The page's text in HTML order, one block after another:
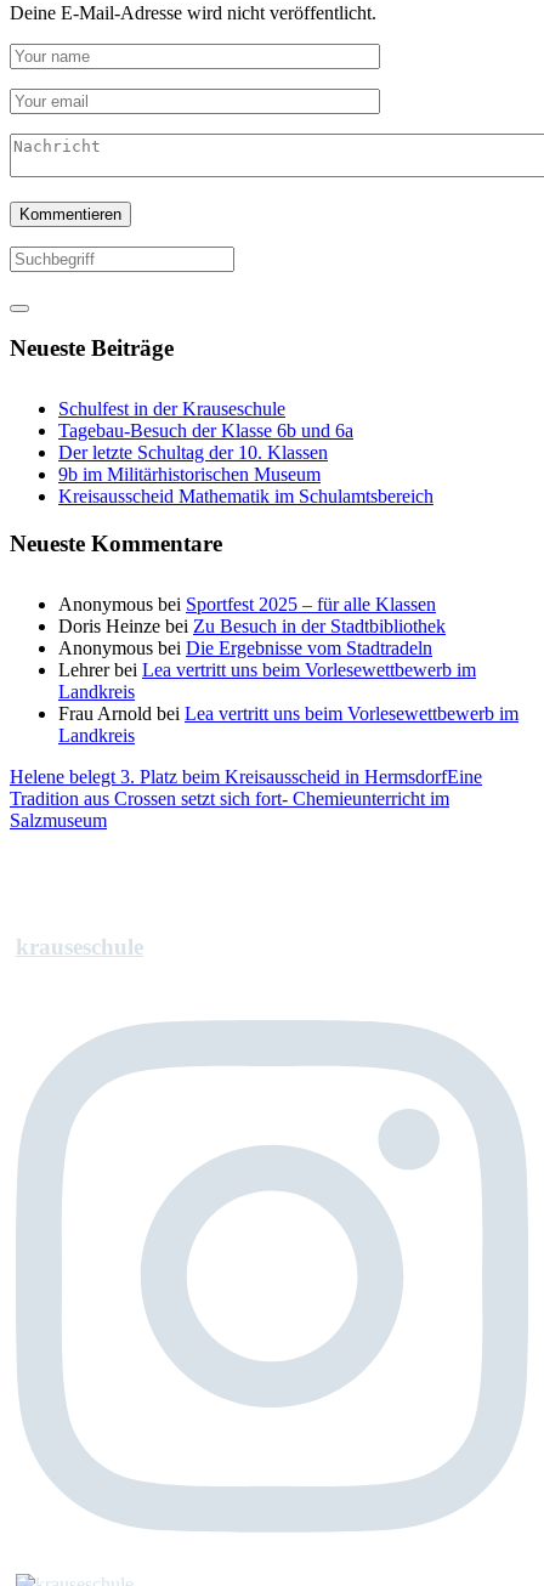
Deine E-Mail-Adresse wird nicht veröffentlicht.
Neueste Beiträge
Schulfest in der Krauseschule
Tagebau-Besuch der Klasse 6b und 6a
Der letzte Schultag der 10. Klassen
9b im Militärhistorischen Museum
Kreisausscheid Mathematik im Schulamtsbereich
Neueste Kommentare
Anonymous bei Sportfest 2025 – für alle Klassen
Doris Heinze bei Zu Besuch in der Stadtbibliothek
Anonymous bei Die Ergebnisse vom Stadtradeln
Lehrerbei Lea vertritt uns beim Vorlesewettbewerb im
Landkreis
Frau Arnold bei Lea vertritt uns beim Vorlesewettbewerb im
Landkreis
Helene belegt 3. Platz beim Kreisausscheid in HermsdorfEine
Tradition aus Crossen setzt sich fort- Chemieunterricht im
Salzmuseum
krauseschule